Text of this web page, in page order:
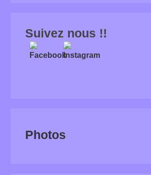
Suivez nous !!
Photos